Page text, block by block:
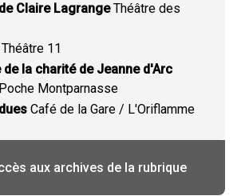
Claire LagrangeThéâtre des
Théâtre 11
de la charité de Jeanne d'Arc
Montparnasse
Café de la Gare / L'Oriflamme
aux archives de la rubrique